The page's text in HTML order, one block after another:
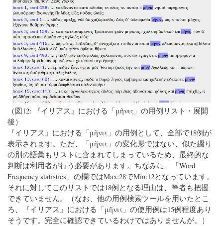
（図12: 『イリアス』における「μῆνις」の用例リスト・展開
後）
『イリアス』における「μῆνις」の用例として、全部で18例が
表示されます。ただ、「μῆνις」の変化形ではない、似た綴り
の別の語彙もリストに含まれてしまっているため、最終的な
判断は利用者が行う必要があります。ちなみに、「Word
Frequency statistics」の欄ではMax:28でMin:12となっています。
それに対してこのリストでは18例となる理由は、筆者も把握
できていません。（なお、他の用例検索ツールを用いたとこ
ろ、『イリアス』における「μῆνις」の使用例は15例程度あり
そうです。完全に確認できているわけではありませんが。）